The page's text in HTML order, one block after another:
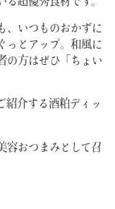
、いつものおかずに
っとアップ。和風に
の方はぜひ 「 ちょい
紹介する酒粕ディッ
容おつまみとして召